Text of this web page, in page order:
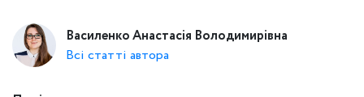
Василенко Анастасія Володимирівна
Всі статті автора